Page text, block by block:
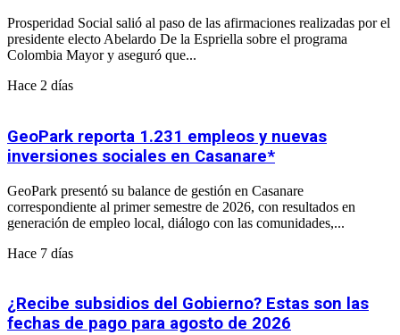
Prosperidad Social salió al paso de las afirmaciones realizadas por el
presidente electo Abelardo De la Espriella sobre el programa
Colombia Mayor y aseguró que...
Hace 2 días
GeoPark reporta 1.231 empleos y nuevas
inversiones sociales en Casanare*
GeoPark presentó su balance de gestión en Casanare
correspondiente al primer semestre de 2026, con resultados en
generación de empleo local, diálogo con las comunidades,...
Hace 7 días
¿Recibe subsidios del Gobierno? Estas son las
fechas de pago para agosto de 2026